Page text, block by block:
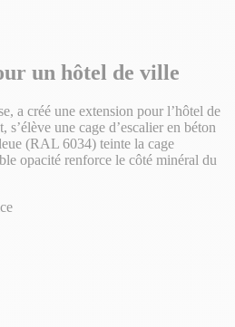
un hôtel de ville
a créé une extension pour l’hôtel de
une cage d’escalier en béton
(RAL 6034) teinte la cage
opacité renforce le côté minéral du